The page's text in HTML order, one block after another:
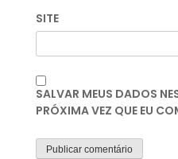
SITE
SALVAR MEUS DADOS
PRÓXIMA VEZ QUE EU